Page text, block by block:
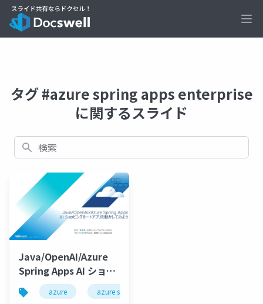
タグ #azure spring apps enterprise
に関するスライド
検索
Java/OpenAI/Azure
Spring Apps AI ショッ
ピングカートアプリを
動かしてみよう
azure azure spring apps